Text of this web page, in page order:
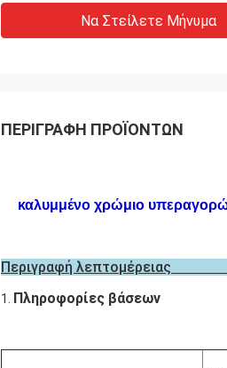
Να Στείλετε Μήνυμα
ΠΕΡΙΓΡΑΦΉ ΠΡΟΪΌΝΤΩΝ
καλυμμένο χρώμιο
1. Πληροφορίες βάσεων